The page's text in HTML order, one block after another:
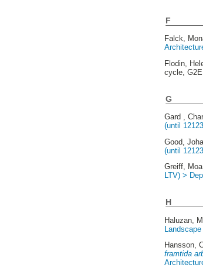
F
Falck,
Flodin,
cycle,
G
Gard ,
(until
Good,
(until
Greiff, Moa
LTV) >
H
Haluzan,
Hansson,
framtida